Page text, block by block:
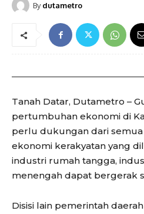
By dutametro
Tanah Datar, Dutametro –
pertumbuhan ekonomi di
perlu dukungan dari semua
ekonomi kerakyatan yang
industri rumah tangga,
menengah dapat bergerak
Disisi lain pemerintah